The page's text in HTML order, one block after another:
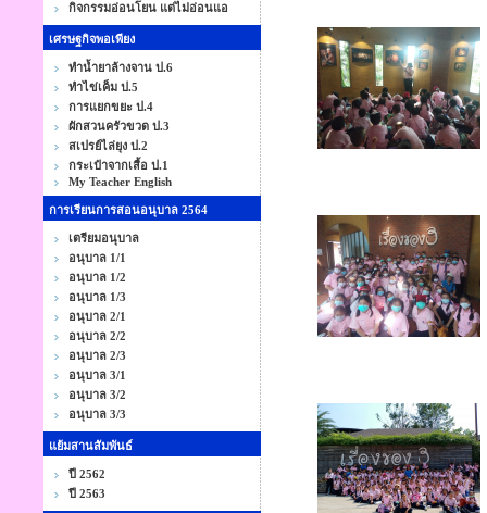
กิจกรรมอ่อนโยน แต่ไม่อ่อนแอ
เศรษฐกิจพอเพียง
ทำน้ำยาล้างจาน ป.6
ทำไข่เค็ม ป.5
การแยกขยะ ป.4
ผักสวนครัวขวด ป.3
สเปรย์ไล่ยุง ป.2
กระเป๋าจากเสื้อ ป.1
My Teacher English
การเรียนการสอนอนุบาล 2564
เตรียมอนุบาล
อนุบาล 1/1
อนุบาล 1/2
อนุบาล 1/3
อนุบาล 2/1
อนุบาล 2/2
อนุบาล 2/3
อนุบาล 3/1
อนุบาล 3/2
อนุบาล 3/3
แย้มสานสัมพันธ์
ปี 2562
ปี 2563